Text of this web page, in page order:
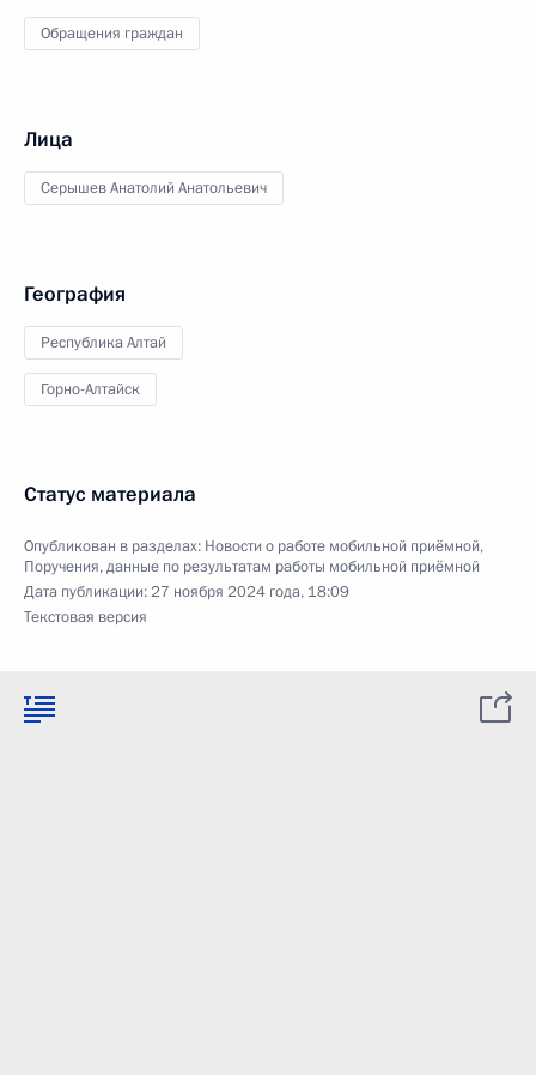
Обращения граждан
Лица
Серышев Анатолий Анатольевич
География
Республика Алтай
Горно-Алтайск
Статус материала
Опубликован в разделах: Новости о работе мобильной приёмной,
Поручения, данные по результатам работы мобильной приёмной
Дата публикации:27 ноября 2024 года, 18:09
Текстовая версия